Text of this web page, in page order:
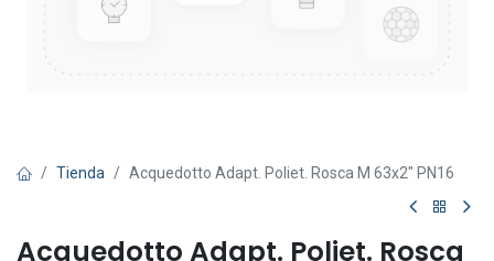
Tienda Acquedotto Adapt. Poliet. Rosca M 63x2" PN16
Acquedotto Adapt. Poliet. Rosca